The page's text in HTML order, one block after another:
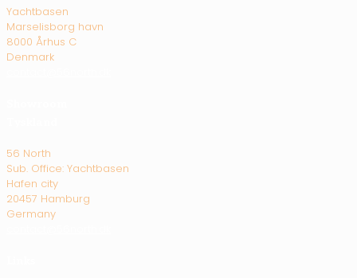
Yachtbasen
Marselisborg havn
8000 Århus C
Denmark
56 North
Sub. Office: Yachtbasen
Hafen city
20457 Hamburg
Germany